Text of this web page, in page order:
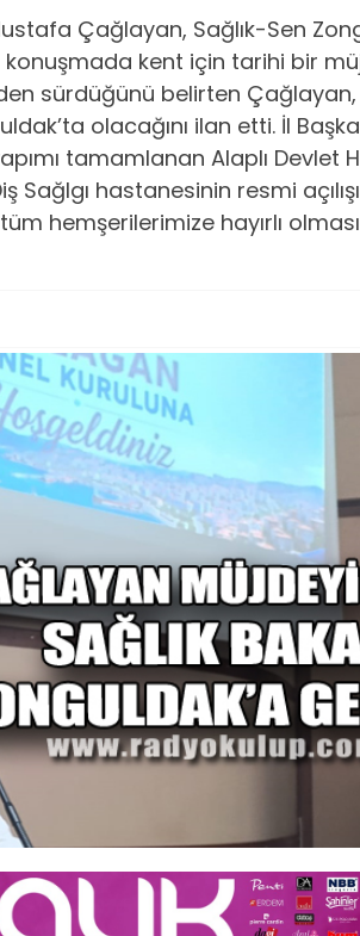
Çağlayan, Sağlık-Sen
konuşmada kent için tarihi bir
sürdüğünü belirten Çağlayan,
olacağını ilan etti. İl
tamamlanan Alaplı Devlet
Sağlgı hastanesinin resmi
hemşerilerimize hayırlı